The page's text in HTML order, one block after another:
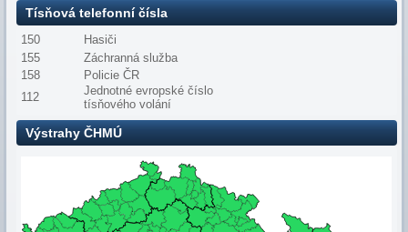
Tísňová telefonní čísla
150
Hasiči
155
Záchranná služba
158
Policie ČR
112
Jednotné evropské číslo
tísňového volání
Výstrahy ČHMÚ